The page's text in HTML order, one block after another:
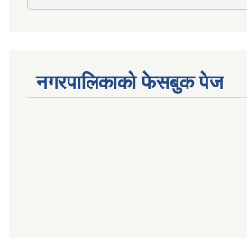
नगरपालिकाको फेसबुक पेज